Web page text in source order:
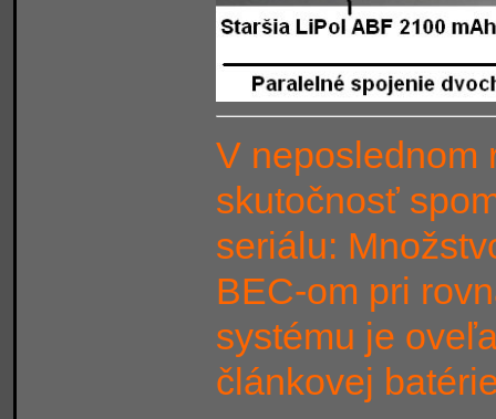
V neposlednom
skutočnosť
seriálu:
BEC-om pri
systému je
článkovej